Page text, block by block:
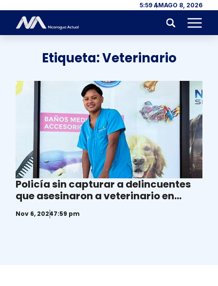
Skip to content 5:59 AMAGO 8, 2026
Menu
Etiqueta:Veterinario
Policía sin capturar a delincuentes
que asesinaron a veterinario en
Granada
Nov 6, 20247:59 pm